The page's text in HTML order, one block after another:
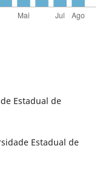
Estadual de
Estadual de